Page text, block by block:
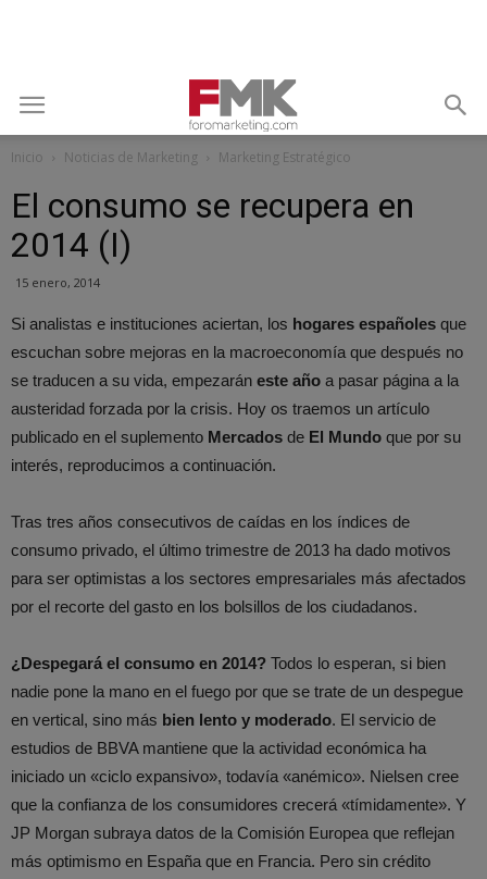
Inicio Noticias de Marketing Marketing Estratégico
El consumo se recupera en
2014 (I)
15 enero, 2014
Si analistas e instituciones aciertan, los hogares españoles que
escuchan sobre mejoras en la macroeconomía que después no
se traducen a su vida, empezarán este año a pasar página a la
austeridad forzada por la crisis. Hoy os traemos un artículo
publicado en el suplemento Mercados de El Mundo que por su
interés, reproducimos a continuación.
Tras tres años consecutivos de caídas en los índices de
consumo privado, el último trimestre de 2013 ha dado motivos
para ser optimistas a los sectores empresariales más afectados
por el recorte del gasto en los bolsillos de los ciudadanos.
¿Despegará el consumo en 2014? Todos lo esperan, si bien
nadie pone la mano en el fuego por que se trate de un despegue
en vertical, sino más bien lento y moderado. El servicio de
estudios de BBVA mantiene que la actividad económica ha
iniciado un «ciclo expansivo», todavía «anémico». Nielsen cree
que la confianza de los consumidores crecerá «tímidamente». Y
JP Morgan subraya datos de la Comisión Europea que reflejan
más optimismo en España que en Francia. Pero sin crédito